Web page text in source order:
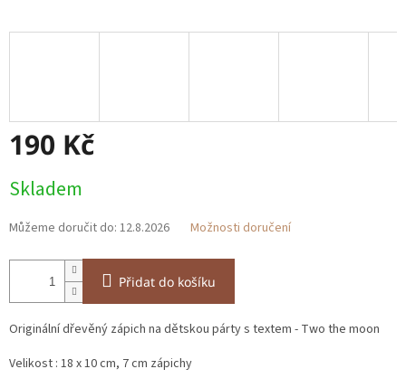
190 Kč
cena:
Skladem
Můžeme doručit do: 12.8.2026 Možnosti doručení
Přidat do košíku
Originální dřevěný zápich na dětskou párty s textem - Two the moon
Velikost : 18 x 10 cm, 7 cm zápichy